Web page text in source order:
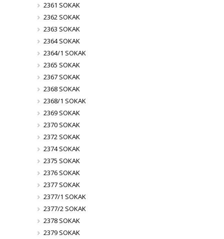
2361 SOKAK
2362 SOKAK
2363 SOKAK
2364 SOKAK
2364/1 SOKAK
2365 SOKAK
2367 SOKAK
2368 SOKAK
2368/1 SOKAK
2369 SOKAK
2370 SOKAK
2372 SOKAK
2374 SOKAK
2375 SOKAK
2376 SOKAK
2377 SOKAK
2377/1 SOKAK
2377/2 SOKAK
2378 SOKAK
2379 SOKAK